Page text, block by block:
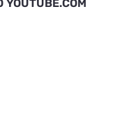
YOUTUBE.COM